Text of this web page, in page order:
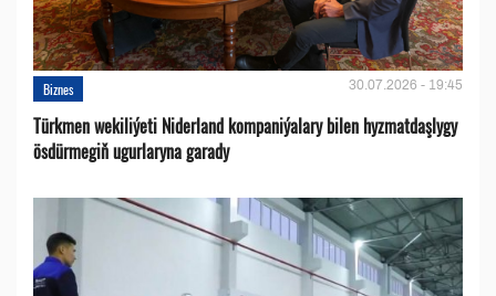
Biznes 30.07.2026 - 19:45
Türkmen wekiliýeti Niderland kompaniýalary bilen hyzmatdaşlygy
ösdürmegiň ugurlaryna garady